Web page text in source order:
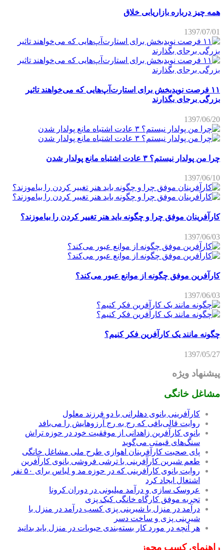
همه چیز درباره بازاریابی خلاق
1397/07/01
۱۱ فرصت نویدبخش برای استارت‌آپ‌هایی که می‌خواهند تاثیر
بزرگی برجای بگذارند
1397/06/20
چرا من پولدار نیستم؟ ۳ عادت اشتباه مانع پولدار شدن
1397/06/10
کارآفرینان موفق چرا و چگونه باید هنر تغییر کردن را بیاموزند؟
1397/06/03
کارآفرین موفق چگونه از موانع عبور می‌کند؟
1397/06/03
چگونه مانند یک کارآفرین فکر کنیم؟
1397/05/27
پیشنهاد ویژه
مشاغل خانگی
کارآفرینی بانوی دهلرانی با دو فرزند معلول
روایت قالی‌بافی که رج به رج آرزوهایش را می‌بافد
بانوی کارآفرین زاهدانی از موفقیت خود در حوزه تراش
سنگ‌های قیمتی می‌گوید
پای صحبت کارآفرینان اهوازی طرح ملی مشاغل خانگی
طعم شیرین کارآفرینی با ترشی فروشی بانوی کارآفرین
روایت بانوی کارآفرینی که در حوزه مد و لباس برای ۵۰ نفر
اشتغال ایجاد کرد
عروسک سازی و درآمد میلیونی در دوران کرونا
تجربه موفق کارگاه خانگی کیک پزی
درآمد در منزل با شیرینی پزی کسب درآمد در منزل با
شیرینی پزی و ساخت دسر
هر آنچه در مورد کار بسته‌بندی حبوبات در منزل باید بدانید
راهنمای کسب مجوز